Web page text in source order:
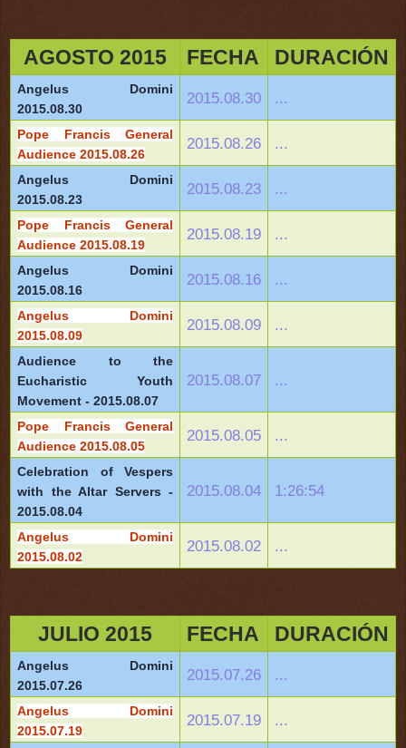
AGOSTO 2015 FECHA DURACIÓN
Angelus Domini
2015.08.30
2015.08.30 ...
Pope Francis General
Audience 2015.08.26
2015.08.26 ...
Angelus Domini
2015.08.23
2015.08.23 ...
Pope Francis General
Audience 2015.08.19
2015.08.19 ...
Angelus Domini
2015.08.16
2015.08.16 ...
Angelus Domini
2015.08.09
2015.08.09 ...
Audience to the
Eucharistic Youth
Movement - 2015.08.07
2015.08.07 ...
Pope Francis General
Audience 2015.08.05
2015.08.05 ...
Celebration of Vespers
with the Altar Servers -
2015.08.04
2015.08.04 1:26:54
Angelus Domini
2015.08.02
2015.08.02 ...
JULIO 2015 FECHA DURACIÓN
Angelus Domini
2015.07.26
2015.07.26 ...
Angelus Domini
2015.07.19
2015.07.19 ...